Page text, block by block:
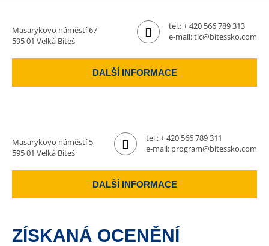
Masarykovo náměstí 67
595 01 Velká Bíteš
tel.:+ 420 566 789 313
e-mail:tic@bitessko.com
DALŠÍ INFORMACE
Masarykovo náměstí 5
595 01 Velká Bíteš
tel.:+ 420 566 789 311
e-mail: program@bitessko.com
DALŠÍ INFORMACE
ZÍSKANÁ OCENĚNÍ